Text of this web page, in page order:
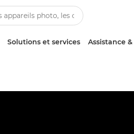
Solutions et services Assistance